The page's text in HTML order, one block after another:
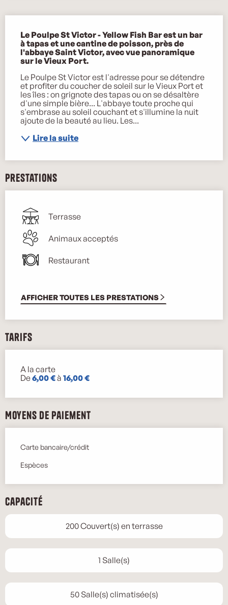
Le Poulpe St Victor - Yellow Fish Bar est un bar
à tapas et une cantine de poisson, près de
l'abbaye Saint Victor, avec vue panoramique
sur le Vieux Port.
Le Poulpe St Victor est l'adresse pour se détendre
et profiter du coucher de soleil sur le Vieux Port et
les îles : on grignote des tapas ou on se désaltère
d'une simple bière... L'abbaye toute proche qui
s'embrase au soleil couchant et s'illumine la nuit
ajoute de la beauté au lieu. Les...
Lire la suite
Prestations
Terrasse
Animaux acceptés
Restaurant
AFFICHER TOUTES LES PRESTATIONS
Tarifs
Tarifs 2026
A la carte
De6,00 €à 16,00 €
Moyens de paiement
Carte bancaire/crédit
Espèces
Capacité
200 Couvert(s) en terrasse
1 Salle(s)
50 Salle(s) climatisée(s)